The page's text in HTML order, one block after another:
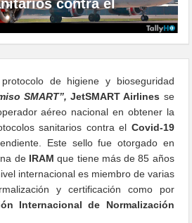
contra el
de higiene y bioseguridad
SMART”, JetSMART Airlines se
aéreo nacional en obtener la
sanitarios contra el Covid-19
Este sello fue otorgado en
de IRAM que tiene más de 85 años
internacional es miembro de varias
y certificación como por
Internacional de Normalización